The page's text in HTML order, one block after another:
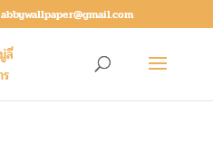
abbywallpaper@gmail.com